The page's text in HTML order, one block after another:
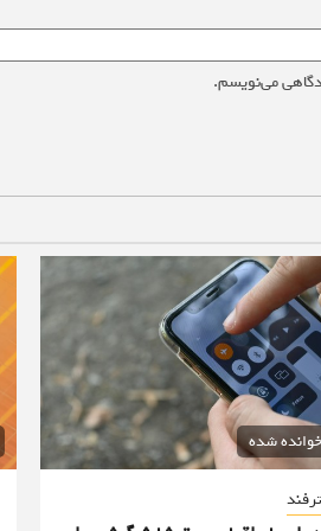
می‌نویسم.